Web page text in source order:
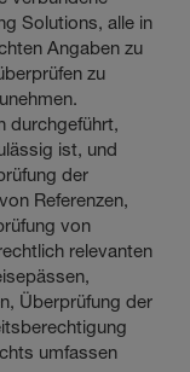
Solutions, alle in
Angaben zu
zu
durchgeführt,
ist, und
der
Referenzen,
von
relevanten
Überprüfung der
umfassen